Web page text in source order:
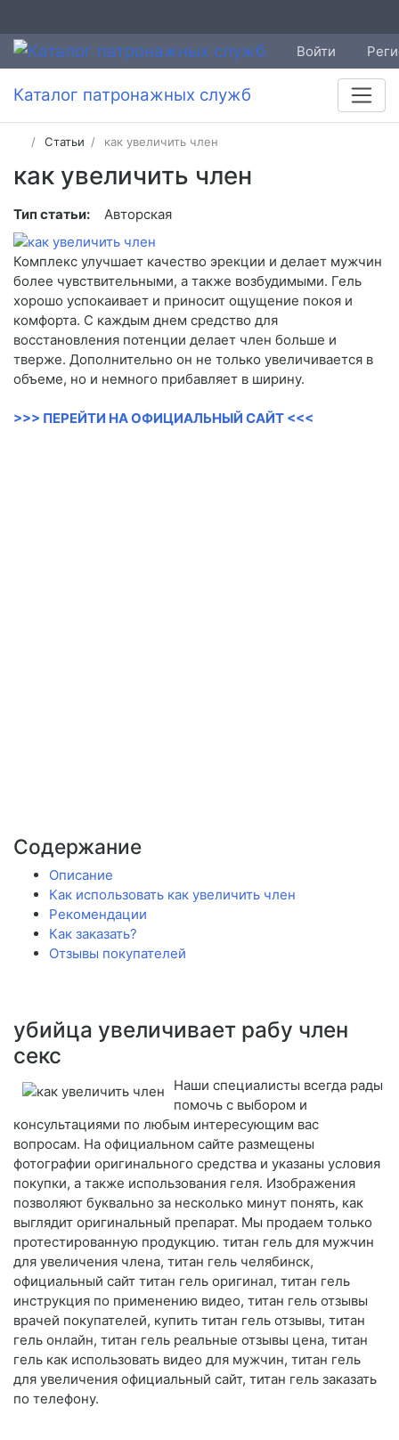
Войти
Каталог патронажных служб
Статьи как увеличить член
как увеличить член
Тип статьи: Авторская
Комплекс улучшает качество эрекции и делает мужчин
более чувствительными, а также возбудимыми. Гель
хорошо успокаивает и приносит ощущение покоя и
комфорта. С каждым днем средство для
восстановления потенции делает член больше и
тверже. Дополнительно он не только увеличивается в
объеме, но и немного прибавляет в ширину.
>>> ПЕРЕЙТИ НА ОФИЦИАЛЬНЫЙ САЙТ <<<
Содержание
Описание
Как использовать как увеличить член
Рекомендации
Как заказать?
Отзывы покупателей
убийца увеличивает рабу член
секс
Наши специалисты всегда рады
помочь с выбором и
консультациями по любым интересующим вас
вопросам. На официальном сайте размещены
фотографии оригинального средства и указаны условия
покупки, а также использования геля. Изображения
позволяют буквально за несколько минут понять, как
выглядит оригинальный препарат. Мы продаем только
протестированную продукцию. титан гель для мужчин
для увеличения члена, титан гель челябинск,
официальный сайт титан гель оригинал, титан гель
инструкция по применению видео, титан гель отзывы
врачей покупателей, купить титан гель отзывы, титан
гель онлайн, титан гель реальные отзывы цена, титан
гель как использовать видео для мужчин, титан гель
для увеличения официальный сайт, титан гель заказать
по телефону.